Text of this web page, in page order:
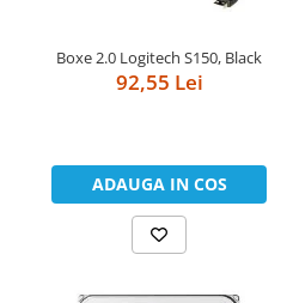
Boxe 2.0 Logitech S150, Black
92,55 Lei
ADAUGA IN COS